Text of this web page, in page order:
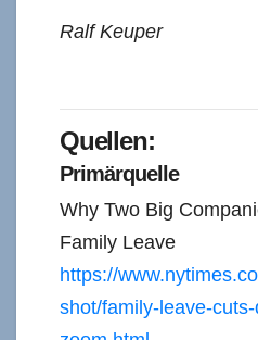
Ralf Keuper
Quellen:
Primärquelle
Why Two Big
Family Leave
https://
shot/family-leave-